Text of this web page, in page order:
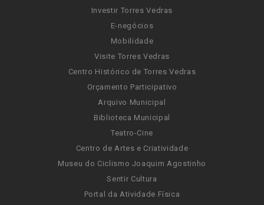
Investir Torres Vedras
E-negócios
Mobilidade
Visite Torres Vedras
Centro Histórico de Torres Vedras
Orçamento Participativo
Arquivo Municipal
Biblioteca Municipal
Teatro-Cine
Centro de Artes e Criatividade
Museu do Ciclismo Joaquim Agostinho
Sentir Cultura
Portal da Atividade Física